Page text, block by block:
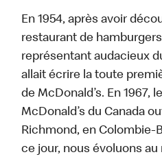
En 1954, après avoir
restaurant de
représentant audacieux
allait écrire la toute
de McDonald’s. En 1967,
McDonald’s du Canada
Richmond, en Colombie-
ce jour, nous évoluons